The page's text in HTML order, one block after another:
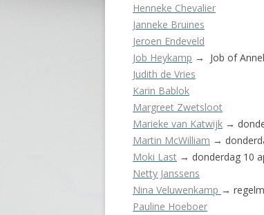
Henneke Chevalier
Janneke Bruines
Jeroen Endeveld
Job Heykamp → Job of
Judith de Vries
Karin Bablok
Margreet Zwetsloot
Marieke van Katwijk →
Martin McWilliam →
Moki Last → donderdag 10
Netty Janssens
Nina Veluwenkamp →
Pauline Hoeboer